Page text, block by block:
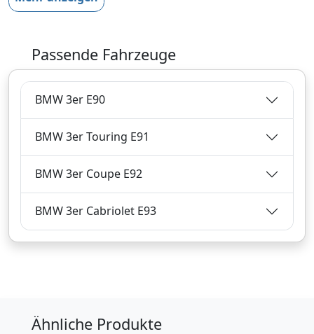
21,93€
inklusive Mehrwertsteuer
Versandkostenfrei
Lieferung
2-3 Werktage
Passende Fahrzeuge
BMW 3er E90
BMW 3er Touring E91
BMW 3er Coupe E92
BMW 3er Cabriolet E93
Ähnliche Produkte